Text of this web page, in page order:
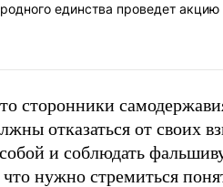
единства проведет акцию
сторонники
отказаться от своих
и соблюдать
нужно стремиться